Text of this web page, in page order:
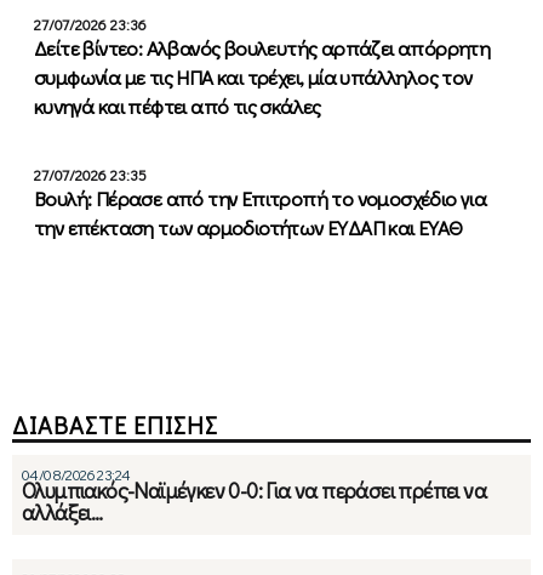
27/07/2026 23:36
Δείτε βίντεο: Αλβανός βουλευτής αρπάζει απόρρητη
συμφωνία με τις ΗΠΑ και τρέχει, μία υπάλληλος τον
κυνηγά και πέφτει από τις σκάλες
27/07/2026 23:35
Βουλή: Πέρασε από την Επιτροπή το νομοσχέδιο για
την επέκταση των αρμοδιοτήτων ΕΥΔΑΠ και ΕΥΑΘ
ΔΙΑΒΑΣΤΕ ΕΠΙΣΗΣ
04/08/2026 23:24
Ολυμπιακός-Ναϊμέγκεν 0-0: Για να περάσει πρέπει να
αλλάξει…